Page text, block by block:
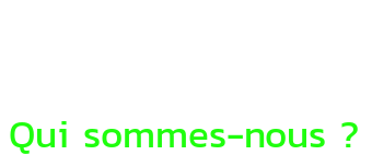
Qui sommes-nous ?